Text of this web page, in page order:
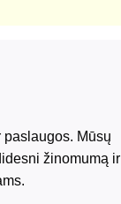
Mūsų
žinomumą ir